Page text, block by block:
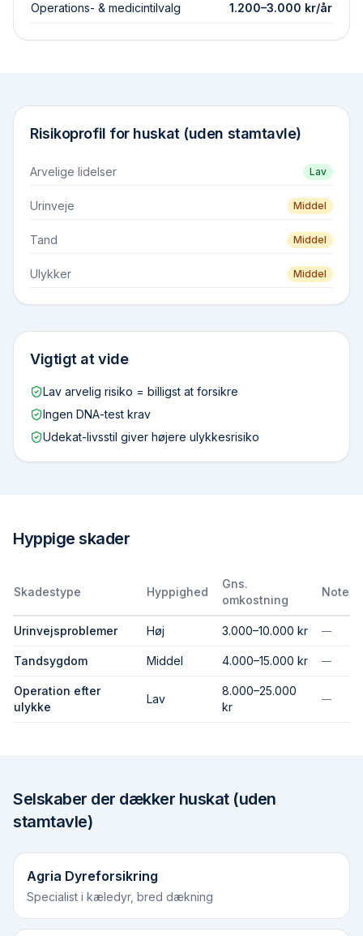
Operations- & medicintilvalg 1.200–3.000 kr/år
Risikoprofil for huskat (uden stamtavle)
Arvelige lidelser Lav
Urinveje Middel
Tand Middel
Ulykker Middel
Vigtigt at vide
Lav arvelig risiko = billigst at forsikre
Ingen DNA-test krav
Udekat-livsstil giver højere ulykkesrisiko
Hyppige skader
Skadestype Hyppighed
Gns.
omkostning
Note
Urinvejsproblemer Høj 3.000–10.000 kr —
Tandsygdom Middel 4.000–15.000 kr —
Operation efter
ulykke
Lav
8.000–25.000
kr
—
Selskaber der dækker huskat (uden
stamtavle)
Agria Dyreforsikring
Specialist i kæledyr, bred dækning